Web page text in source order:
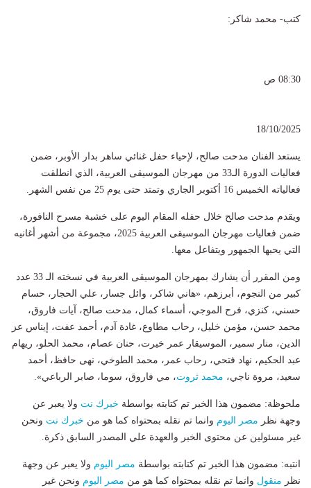
كتب- محمد شاكر:
08:30 ص
18/10/2025
يستعد الفنان مدحت صالح، لإحياء حفل غنائي ساهر بدار الأوبر، ضمن
فعاليات الدورة الـ33 من مهرجان الموسيقى العربية، الذي انطلقت
فعالياته الخميس 16 أكتوبر الجاري وتمتد حتى يوم 25 من نفس الشهر.
ويقدم مدحت صالح خلال حفله المقام اليوم على خشبة مسرح النافورة،
ضمن فعاليات مهرجان الموسيقى العربية 2025، مجموعة من أشهر أغانيه
التي يحبها الجمهور ويتفاعل معها.
ومن المقرر أن يشارك بمهرجان الموسيقى العربية في نسخته الـ 33 عدد
كبير من النجوم، أبرزهم، «هاني شاكر، وائل جسار، علي الحجار، حسام
حسني، كنزي، فرح الموجي، أسماء كمال، مدحت صالح، آيات فاروق،
محمد حسن، مؤمن خليل، رحاب مطاوع، غادة آدم، أحمد عفت، إيناس عز
الدين، منار سمير، الموسيقار عمر خيرت، حنان عصام، محمد الحلو، ريهام
عبد الحكيم، نهاد فتحي، رحاب عمر، محمد الطوخي، نهى حافظ، أحمد
سعيد، مروة ناجي، محمد ثروت، مي فاروق، سوما، صابر الرباعي».
ملحوظة: مضمون هذا الخبر تم كتابته بواسطة خبرك نت ولا يعبر عن
وجهة نظر مصر اليوم وانما تم نقله بمحتواه كما هو من خبرك نت ونحن
غير مسئولين عن محتوى الخبر والعهدة علي المصدر السابق ذكرة.
انتبه: مضمون هذا الخبر تم كتابته بواسطة مصر اليوم ولا يعبر عن وجهة
نظر منقول وانما تم نقله بمحتواه كما هو من مصر اليوم ونحن غير